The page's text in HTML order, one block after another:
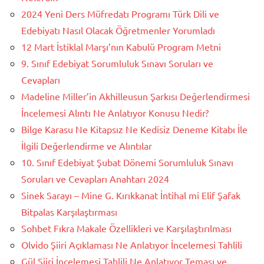
2024 Yeni Ders Müfredatı Programı Türk Dili ve
Edebiyatı Nasıl Olacak Öğretmenler Yorumladı
12 Mart İstiklal Marşı’nın Kabulü Program Metni
9. Sınıf Edebiyat Sorumluluk Sınavı Soruları ve
Cevapları
Madeline Miller’in Akhilleusun Şarkısı Değerlendirmesi
İncelemesi Alıntı Ne Anlatıyor Konusu Nedir?
Bilge Karasu Ne Kitapsız Ne Kedisiz Deneme Kitabı İle
İlgili Değerlendirme ve Alıntılar
10. Sınıf Edebiyat Şubat Dönemi Sorumluluk Sınavı
Soruları ve Cevapları Anahtarı 2024
Sinek Sarayı – Mine G. Kırıkkanat İntihal mi Elif Şafak
Bitpalas Karşılaştırması
Sohbet Fıkra Makale Özellikleri ve Karşılaştırılması
Olvido Şiiri Açıklaması Ne Anlatıyor İncelemesi Tahlili
Gül Şiiri İncelemesi Tahlili Ne Anlatıyor Teması ve